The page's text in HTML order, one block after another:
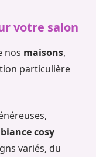
votre salon
nos maisons,
particulière
cosy
variés, du